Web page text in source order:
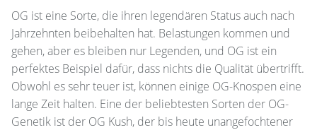
OG ist eine Sorte, die ihren legendären Status auch nach
Jahrzehnten beibehalten hat. Belastungen kommen und
gehen, aber es bleiben nur Legenden, und OG ist ein
perfektes Beispiel dafür, dass nichts die Qualität übertrifft.
Obwohl es sehr teuer ist, können einige OG-Knospen eine
lange Zeit halten. Eine der beliebtesten Sorten der OG-
Genetik ist der OG Kush, der bis heute unangefochtener